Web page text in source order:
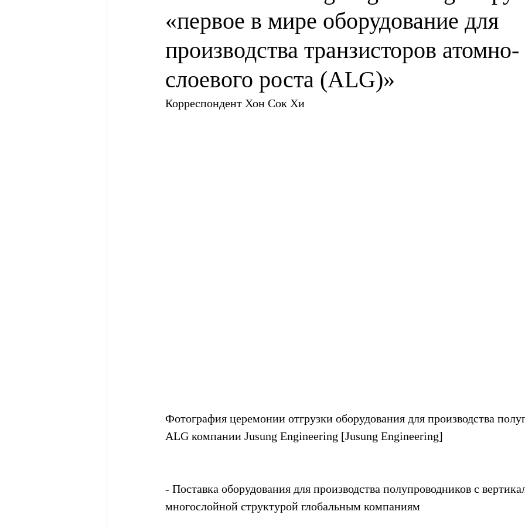
«первое в мире оборудование для
производства транзисторов атомно-
слоевого роста (ALG)»
Корреспондент Хон Сок Хи
Фотография церемонии отгрузки оборудования для производства
ALG компании Jusung Engineering [Jusung Engineering]
- Поставка оборудования для производства полупроводников с
многослойной структурой глобальным компаниям